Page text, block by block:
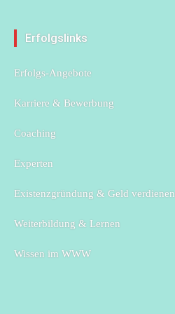
Erfolgslinks
Erfolgs-Angebote
Karriere & Bewerbung
Coaching
Experten
Existenzgründung & Geld verdienen
Weiterbildung & Lernen
Wissen im WWW